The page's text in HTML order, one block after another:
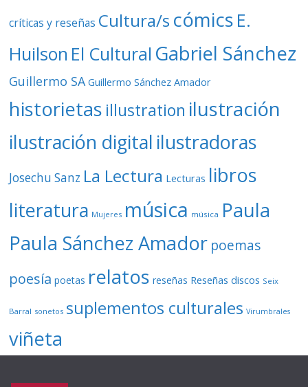
críticas y reseñas Cultura/s cómics E.
Huilson El Cultural Gabriel Sánchez
Guillermo SA Guillermo Sánchez Amador
historietas illustration ilustración
ilustración digital ilustradoras
Josechu Sanz La Lectura Lecturas libros
literatura Mujeres música música Paula
Paula Sánchez Amador poemas
poesía poetas relatos reseñas Reseñas discos Seix
Barral sonetos suplementos culturales Virumbrales
viñeta